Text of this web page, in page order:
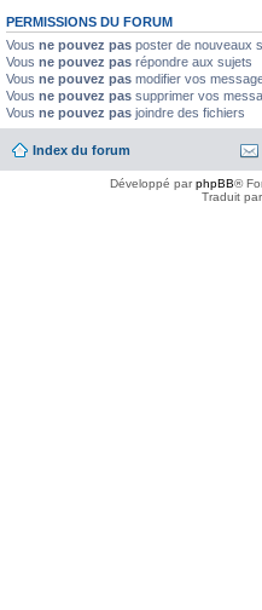
PERMISSIONS DU FORUM
Vous ne pouvez pas poster de nouveaux
Vous ne pouvez pas répondre aux sujets
Vous ne pouvez pas modifier vos
Vous ne pouvez pas supprimer vos
Vous ne pouvez pas joindre des fichiers
Index du forum
Développé parphpBB®
Traduit par